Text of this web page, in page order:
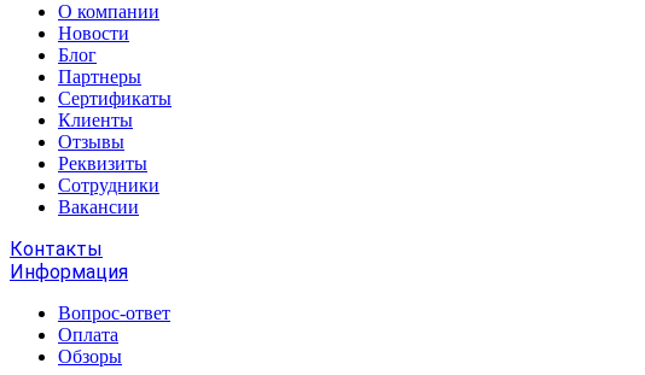
О компании
Новости
Блог
Партнеры
Сертификаты
Клиенты
Отзывы
Реквизиты
Сотрудники
Вакансии
Контакты
Информация
Вопрос-ответ
Оплата
Обзоры